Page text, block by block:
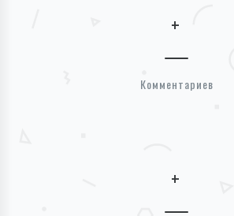
+
Комментариев
+